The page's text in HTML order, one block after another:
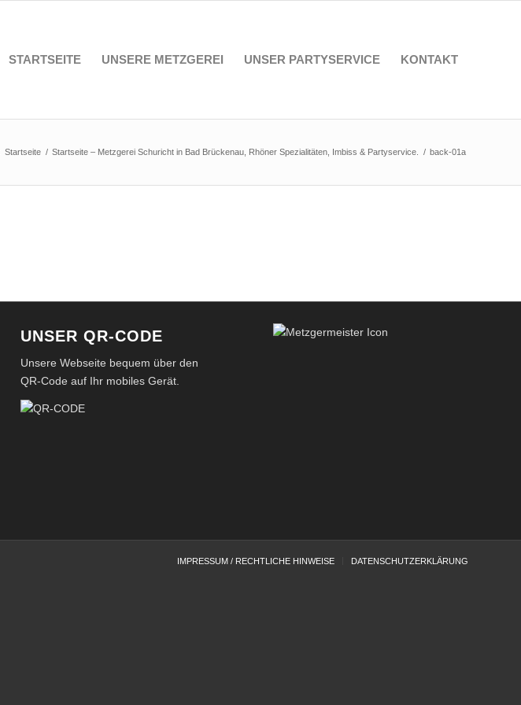
STARTSEITE UNSERE METZGEREI UNSER PARTYSERVICE KONTAKT
Startseite / Startseite – Metzgerei Schuricht in Bad Brückenau, Rhöner Spezialitäten, Imbiss & Partyservice. / back-01a
UNSER QR-CODE
Unsere Webseite bequem über den
QR-Code auf Ihr mobiles Gerät.
IMPRESSUM / RECHTLICHE HINWEISE DATENSCHUTZERKLÄRUNG